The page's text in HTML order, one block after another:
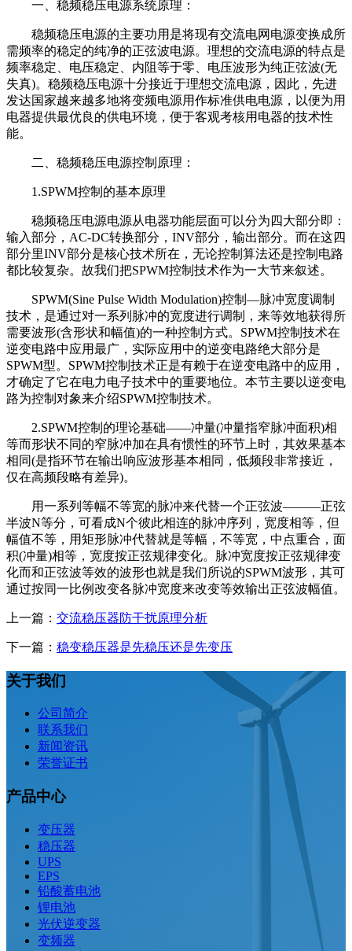
一、稳频稳压电源系统原理：
稳频稳压电源的主要功用是将现有交流电网电源变换成所
需频率的稳定的纯净的正弦波电源。理想的交流电源的特点是
频率稳定、电压稳定、内阻等于零、电压波形为纯正弦波(无
失真)。稳频稳压电源十分接近于理想交流电源，因此，先进
发达国家越来越多地将变频电源用作标准供电电源，以便为用
电器提供最优良的供电环境，便于客观考核用电器的技术性
能。
二、稳频稳压电源控制原理：
1.SPWM控制的基本原理
稳频稳压电源电源从电器功能层面可以分为四大部分即：
输入部分，AC-DC转换部分，INV部分，输出部分。而在这四
部分里INV部分是核心技术所在，无论控制算法还是控制电路
都比较复杂。故我们把SPWM控制技术作为一大节来叙述。
SPWM(Sine Pulse Width Modulation)控制—脉冲宽度调制
技术，是通过对一系列脉冲的宽度进行调制，来等效地获得所
需要波形(含形状和幅值)的一种控制方式。SPWM控制技术在
逆变电路中应用最广，实际应用中的逆变电路绝大部分是
SPWM型。SPWM控制技术正是有赖于在逆变电路中的应用，
才确定了它在电力电子技术中的重要地位。本节主要以逆变电
路为控制对象来介绍SPWM控制技术。
2.SPWM控制的理论基础——冲量(冲量指窄脉冲面积)相
等而形状不同的窄脉冲加在具有惯性的环节上时，其效果基本
相同(是指环节在输出响应波形基本相同，低频段非常接近，
仅在高频段略有差异)。
用一系列等幅不等宽的脉冲来代替一个正弦波———正弦
半波N等分，可看成N个彼此相连的脉冲序列，宽度相等，但
幅值不等，用矩形脉冲代替就是等幅，不等宽，中点重合，面
积(冲量)相等，宽度按正弦规律变化。脉冲宽度按正弦规律变
化而和正弦波等效的波形也就是我们所说的SPWM波形，其可
通过按同一比例改变各脉冲宽度来改变等效输出正弦波幅值。
上一篇： 交流稳压器防干扰原理分析
下一篇： 稳变稳压器是先稳压还是先变压
关于我们
公司简介
联系我们
新闻资讯
荣誉证书
产品中心
变压器
稳压器
UPS
EPS
铅酸蓄电池
锂电池
光伏逆变器
变频器